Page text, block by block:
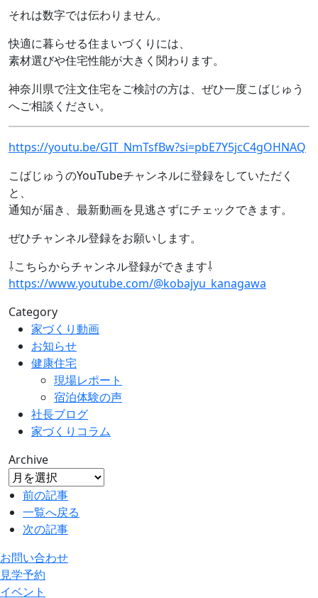
それは数字では伝わりません。
快適に暮らせる住まいづくりには、
素材選びや住宅性能が大きく関わります。
神奈川県で注文住宅をご検討の方は、ぜひ一度こばじゅう
へご相談ください。
https://youtu.be/GIT_NmTsfBw?si=pbE7Y5jcC4gOHNAQ
こばじゅうのYouTubeチャンネルに登録をしていただく
と、
通知が届き、最新動画を見逃さずにチェックできます。
ぜひチャンネル登録をお願いします。
⇩こちらからチャンネル登録ができます⇩
https://www.youtube.com/@kobajyu_kanagawa
Category
家づくり動画
お知らせ
健康住宅
現場レポート
宿泊体験の声
社長ブログ
家づくりコラム
Archive
前の記事
一覧へ戻る
次の記事
お問い合わせ
見学予約
イベント